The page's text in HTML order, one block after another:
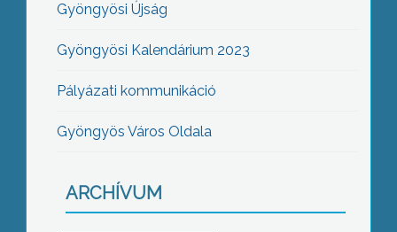
Gyöngyösi Újság
Gyöngyösi Kalendárium 2023
Pályázati kommunikáció
Gyöngyös Város Oldala
ARCHÍVUM